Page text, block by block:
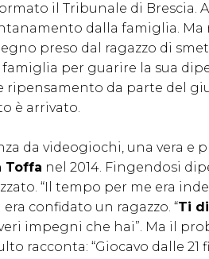
il Tribunale di Brescia.
dalla famiglia. Ma
preso dal ragazzo di
per guarire la sua
ripensamento da parte del
è arrivato.
da videogiochi, una vera e
Toffa nel 2014. Fingendosi
“Il tempo per me era
era confidato un ragazzo. “Ti
impegni che hai”. Ma il
racconta: “Giocavo dalle 21